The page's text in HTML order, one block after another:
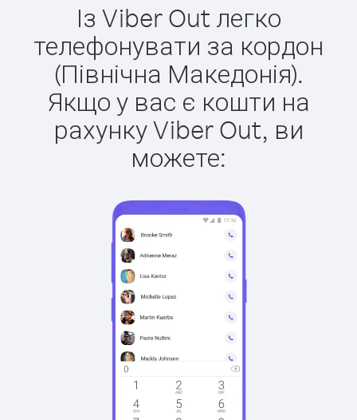
Із Viber Out легко
телефонувати за кордон
(Північна Македонія).
Якщо у вас є кошти на
рахунку Viber Out, ви
можете: